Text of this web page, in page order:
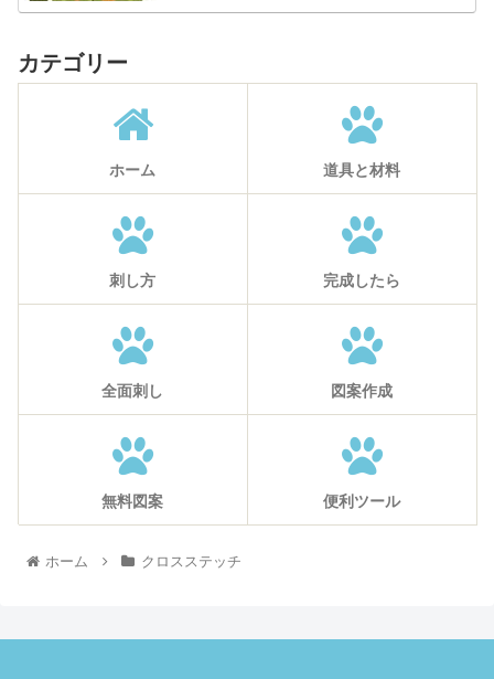
カテゴリー
ホーム 道具と材料
刺し方 完成したら
全面刺し 図案作成
無料図案 便利ツール
ホーム クロスステッチ